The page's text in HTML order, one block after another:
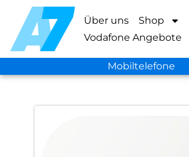
Über uns Shop
Vodafone Angebote
Mobiltelefone